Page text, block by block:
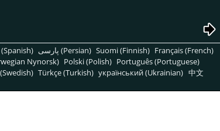
پارسی (Persian) Suomi (Finnish) Français (French)
Nynorsk) Polski (Polish) Português (Portuguese)
Türkçe (Turkish) український (Ukrainian) 中文